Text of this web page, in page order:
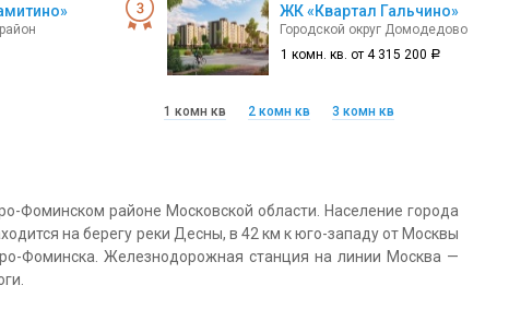
ЖК «Квартал Гальчино»
Городской округ Домодедово
1 комн. кв. от 4 315 200 a
1 комн кв 2 комн кв 3 комн кв
Фоминском районе Московской области. Население города
на берегу реки Десны, в 42 км к юго-западу от Москвы
Фоминска. Железнодорожная станция на линии Москва —